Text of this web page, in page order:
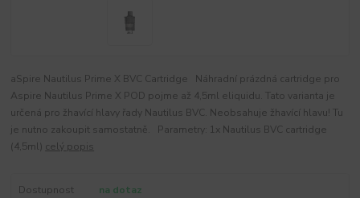
aSpire Nautilus Prime X BVC Cartridge Náhradní prázdná cartridge pro
Aspire Nautilus Prime X POD pojme až 4,5ml eliquidu. Tato varianta je
určená pro žhavící hlavy řady Nautilus BVC. Neobsahuje žhavící hlavu! Tu
je nutno zakoupit samostatně. Parametry: 1x Nautilus BVC cartridge
(4,5ml) celý popis
Dostupnost na dotaz